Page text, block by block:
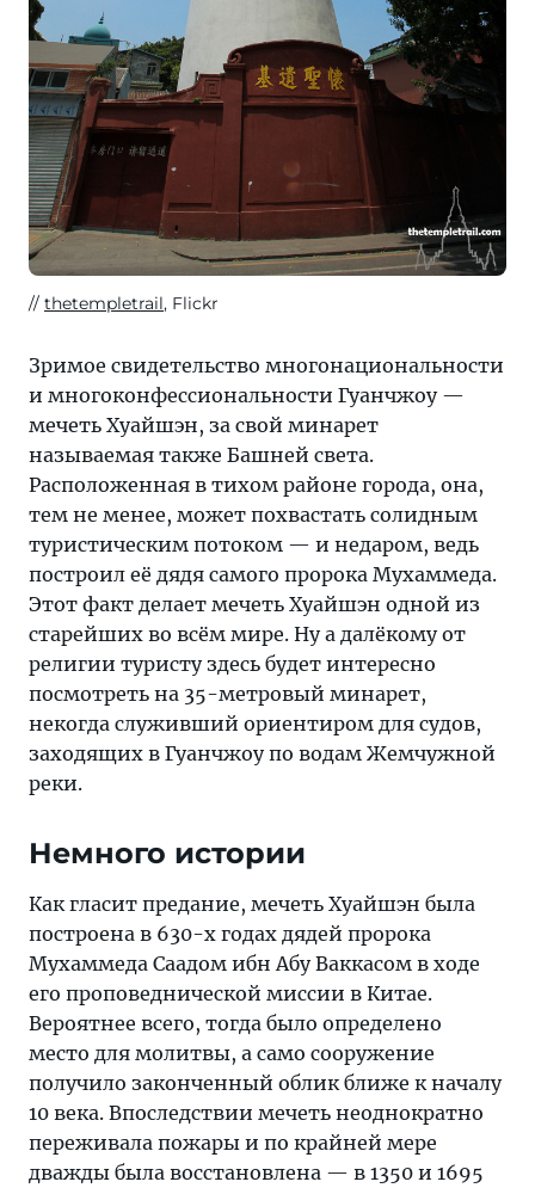
thetempletrail, Flickr
Зримое свидетельство многонациональности
и многоконфессиональности Гуанчжоу —
мечеть Хуайшэн, за свой минарет
называемая также Башней света.
Расположенная в тихом районе города, она,
тем не менее, может похвастать солидным
туристическим потоком — и недаром, ведь
построил её дядя самого пророка Мухаммеда.
Этот факт делает мечеть Хуайшэн одной из
старейших во всём мире. Ну а далёкому от
религии туристу здесь будет интересно
посмотреть на 35-метровый минарет,
некогда служивший ориентиром для судов,
заходящих в Гуанчжоу по водам Жемчужной
реки.
Немного истории
Как гласит предание, мечеть Хуайшэн была
построена в 630-х годах дядей пророка
Мухаммеда Саадом ибн Абу Ваккасом в ходе
его проповеднической миссии в Китае.
Вероятнее всего, тогда было определено
место для молитвы, а само сооружение
получило законченный облик ближе к началу
10 века. Впоследствии мечеть неоднократно
переживала пожары и по крайней мере
дважды была восстановлена — в 1350 и 1695